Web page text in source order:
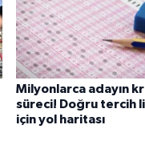
Milyonlarca adayın
süreci! Doğru tercih
için yol haritası